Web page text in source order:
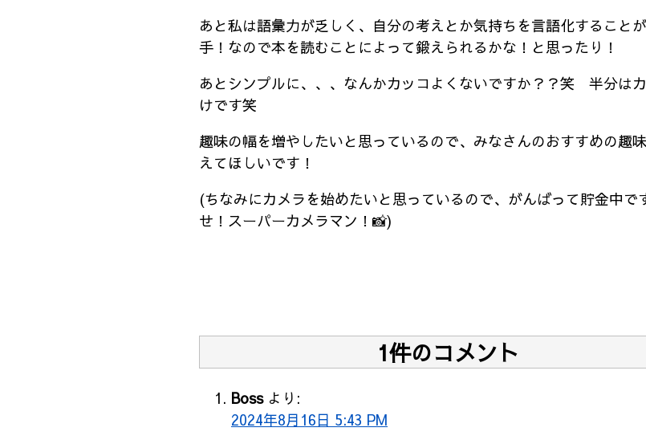
あと私は語彙力が乏しく、自分の考えとか気持ちを言語化すること
手！なので本を読むことによって鍛えられるかな！と思ったり！
あとシンプルに、、、なんかカッコよくないですか？？笑 半分は
けです笑
趣味の幅を増やしたいと思っているので、みなさんのおすすめの趣
えてほしいです！
(ちなみにカメラを始めたいと思っているので、がんばって貯金中で
せ！スーパーカメラマン！📸)
1件のコメント
Boss より:
2024年8月16日 5:43 PM